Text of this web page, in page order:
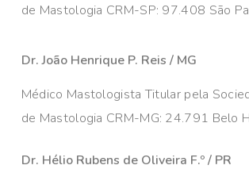
de Mastologia CRM-SP: 97.408 São
Dr. João Henrique P. Reis / MG
Médico Mastologista Titular pela
de Mastologia CRM-MG: 24.791 Belo
Dr. Hélio Rubens de Oliveira F.º / PR